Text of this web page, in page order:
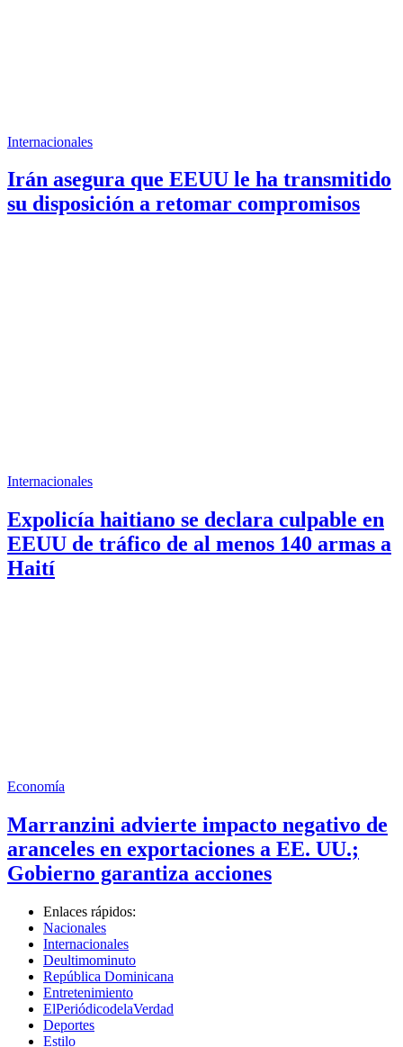
Internacionales
Irán asegura que EEUU le ha transmitido
su disposición a retomar compromisos
Internacionales
Expolicía haitiano se declara culpable en
EEUU de tráfico de al menos 140 armas a
Haití
Economía
Marranzini advierte impacto negativo de
aranceles en exportaciones a EE. UU.;
Gobierno garantiza acciones
Enlaces rápidos:
Nacionales
Internacionales
Deultimominuto
República Dominicana
Entretenimiento
ElPeriódicodelaVerdad
Deportes
Estilo